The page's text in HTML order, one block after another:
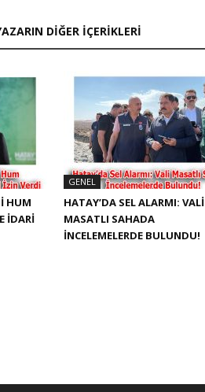
DIĞER İÇERIKLERI
HUM
İDARI
GENEL
HATAY’DA SEL ALARMI: VALI
MASATLI SAHADA
İNCELEMELERDE BULUNDU!